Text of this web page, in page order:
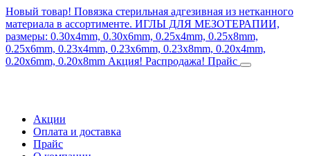
Новый товар! Повязка стерильная адгезивная из нетканного
материала в ассортименте. ИГЛЫ ДЛЯ МЕЗОТЕРАПИИ,
размеры: 0.30x4mm, 0.30x6mm, 0.25x4mm, 0.25x8mm,
0.25x6mm, 0.23x4mm, 0.23x6mm, 0.23x8mm, 0.20x4mm,
0.20x6mm, 0.20x8mm Акция! Распродажа! Прайс
Акции
Оплата и доставка
Прайс